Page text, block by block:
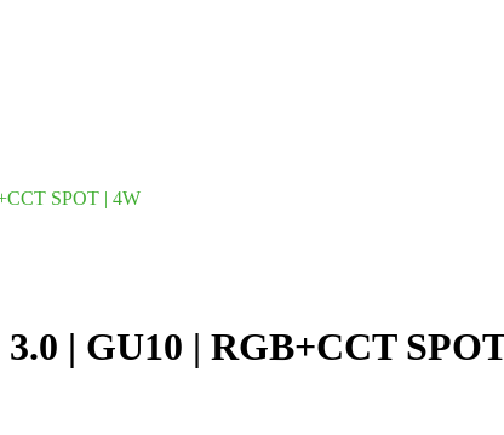
SPOT | 4W
| GU10 | RGB+CCT